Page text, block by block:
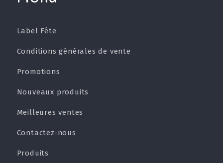
Label Fête
Conditions générales de vente
Promotions
Nouveaux produits
Meilleures ventes
Contactez-nous
Produits